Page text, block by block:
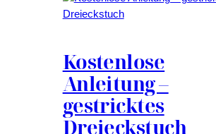
Kostenlose
Anleitung –
gestricktes
Dreieckstuch